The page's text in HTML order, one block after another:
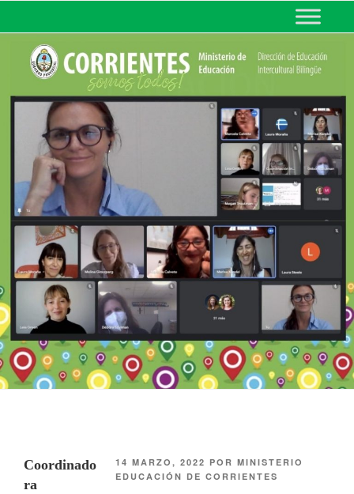
MINISTERIO DE EDUCACIÓN
DE CORRIENTES
14 MARZO, 2022 PORMINISTERIO
EDUCACIÓN DE CORRIENTES
Coordinado
ra